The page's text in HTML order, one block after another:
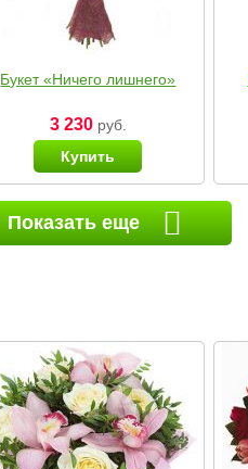
Букет «Ничего лишнего»
3 230руб.
Купить
Показать еще